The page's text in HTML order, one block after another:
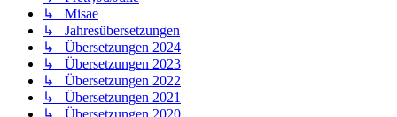
↳ Misae
↳ Jahresübersetzungen
↳ Übersetzungen 2024
↳ Übersetzungen 2023
↳ Übersetzungen 2022
↳ Übersetzungen 2021